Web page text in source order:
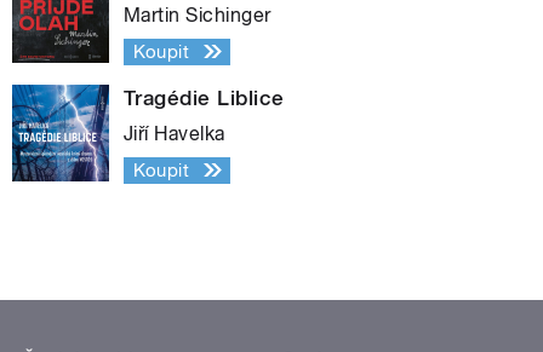
Martin Sichinger
Koupit
Tragédie Liblice
Jiří Havelka
Koupit